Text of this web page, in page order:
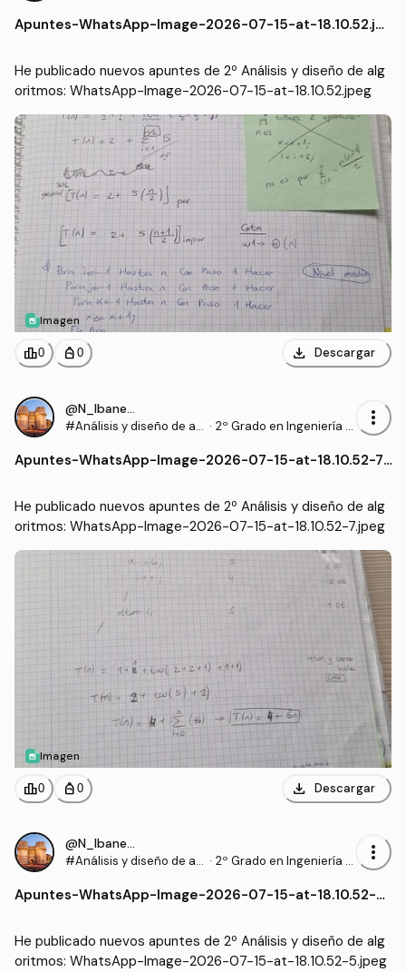
s de la Información (UEX)
Apuntes-WhatsApp-Image-2026-07-15-at-18.10.52.jp
He publicado nuevos apuntes de 2º Análisis y diseño de alg
oritmos: WhatsApp-Image-2026-07-15-at-18.10.52.jpeg
Imagen
leaderboard0 personal_bag 0 download Descargar
@N_Ibanezz04
#Análisis y diseño de al
· 2º Grado en Ingeniería In
s de la Información (UEX)
more_vert
Apuntes-WhatsApp-Image-2026-07-15-at-18.10.52-7.j
He publicado nuevos apuntes de 2º Análisis y diseño de alg
oritmos: WhatsApp-Image-2026-07-15-at-18.10.52-7.jpeg
Imagen
leaderboard0 personal_bag 0 download Descargar
@N_Ibanezz04
#Análisis y diseño de al
· 2º Grado en Ingeniería In
s de la Información (UEX)
more_vert
Apuntes-WhatsApp-Image-2026-07-15-at-18.10.52-5.j
He publicado nuevos apuntes de 2º Análisis y diseño de alg
oritmos: WhatsApp-Image-2026-07-15-at-18.10.52-5.jpeg